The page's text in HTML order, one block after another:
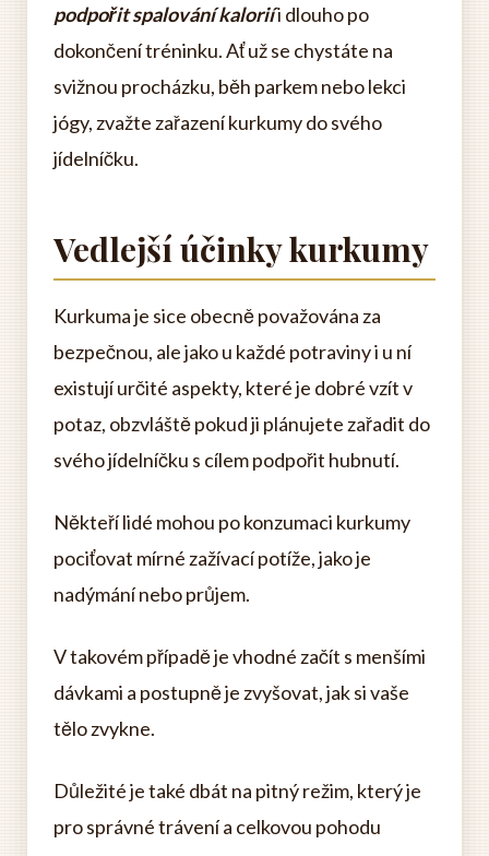
podpořit spalování kaloriíi dlouho po
dokončení tréninku. Ať už se chystáte na
svižnou procházku, běh parkem nebo lekci
jógy, zvažte zařazení kurkumy do svého
jídelníčku.
Vedlejší účinky kurkumy
Kurkuma je sice obecně považována za
bezpečnou, ale jako u každé potraviny i u ní
existují určité aspekty, které je dobré vzít v
potaz, obzvláště pokud ji plánujete zařadit do
svého jídelníčku s cílem podpořit hubnutí.
Někteří lidé mohou po konzumaci kurkumy
pociťovat mírné zažívací potíže, jako je
nadýmání nebo průjem.
V takovém případě je vhodné začít s menšími
dávkami a postupně je zvyšovat, jak si vaše
tělo zvykne.
Důležité je také dbát na pitný režim, který je
pro správné trávení a celkovou pohodu